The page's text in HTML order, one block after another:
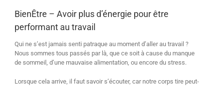
BienÊtre – Avoir plus d’énergie pour être
performant au travail
Qui ne s’est jamais senti patraque au moment d’aller au travail ?
Nous sommes tous passés par là, que ce soit à cause du manque
de sommeil, d’une mauvaise alimentation, ou encore du stress.
Lorsque cela arrive, il faut savoir s’écouter, car notre corps tire peut-